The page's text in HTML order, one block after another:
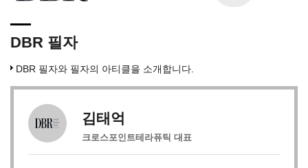
DBR 필자
DBR 필자와 필자의 아티클을 소개합니다.
김태억
크로스포인트테라퓨틱 대표